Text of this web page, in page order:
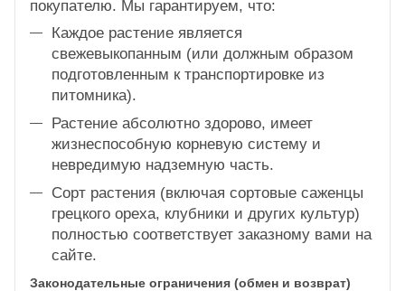
покупателю. Мы гарантируем, что:
Каждое растение является
свежевыкопанным (или должным образом
подготовленным к транспортировке из
питомника).
Растение абсолютно здорово, имеет
жизнеспособную корневую систему и
невредимую надземную часть.
Сорт растения (включая сортовые саженцы
грецкого ореха, клубники и других культур)
полностью соответствует заказному вами на
сайте.
Законодательные ограничения (обмен и возврат)